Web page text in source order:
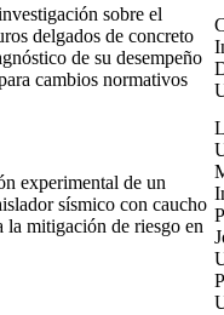
sobre el
delgados de concreto
de su desempeño
cambios normativos
experimental de un
sísmico con caucho
la mitigación de riesgo en